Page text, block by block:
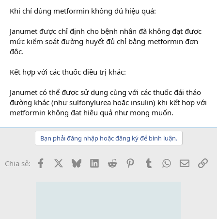
Khi chỉ dùng metformin không đủ hiệu quả:
Janumet được chỉ định cho bệnh nhân đã không đạt được
mức kiểm soát đường huyết đủ chỉ bằng metformin đơn
độc.
Kết hợp với các thuốc điều trị khác:
Janumet có thể được sử dụng cùng với các thuốc đái tháo
đường khác (như sulfonylurea hoặc insulin) khi kết hợp với
metformin không đạt hiệu quả như mong muốn.
Bạn phải đăng nhập hoặc đăng ký để bình luận.
Chia sẻ: Facebook BlueskyLinkedInReddit PinterestTumblrWhatsApp
Email